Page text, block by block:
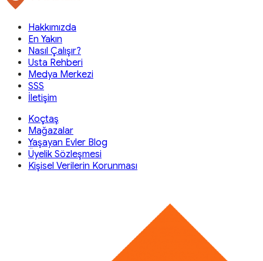
Hakkımızda
En Yakın
Nasıl Çalışır?
Usta Rehberi
Medya Merkezi
SSS
İletişim
Koçtaş
Mağazalar
Yaşayan Evler Blog
Üyelik Sözleşmesi
Kişisel Verilerin Korunması